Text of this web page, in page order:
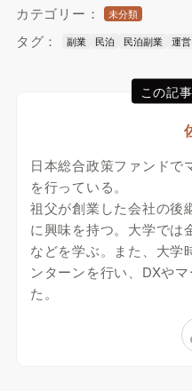
カテゴリー： 未分類
タグ： 副業 民泊 民泊副業 運営
この記
日本総合政策ファンドで
を行っている。
祖父が創業した会社の後
に興味を持つ。大学では
などを学ぶ。また、大学
ンターンを行い、DXや
た。